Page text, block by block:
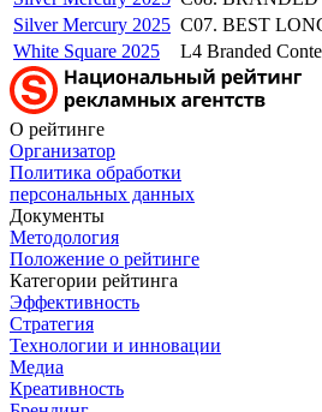
Silver Mercury 2025 C07. BEST
White Square 2025
L4 Branded
О рейтинге
Организатор
Политика обработки
персональных данных
Документы
Методология
Положение о рейтинге
Категории рейтинга
Эффективность
Стратегия
Технологии и инновации
Медиа
Креативность